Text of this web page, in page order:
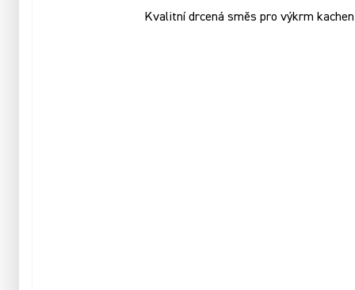
Kvalitní drcená směs pro výkrm